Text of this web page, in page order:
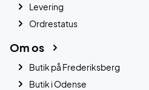
Levering
Ordrestatus
Om os
Butik på Frederiksberg
Butik i Odense